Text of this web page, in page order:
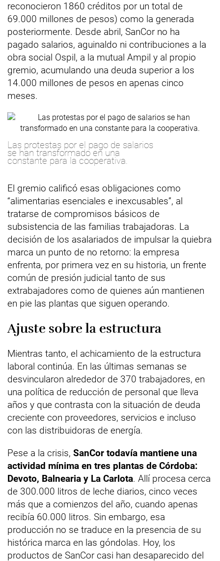
reconocieron 1860 créditos por un total de
69.000 millones de pesos) como la generada
posteriormente. Desde abril, SanCor no ha
pagado salarios, aguinaldo ni contribuciones a la
obra social Ospil, a la mutual Ampil y al propio
gremio, acumulando una deuda superior a los
14.000 millones de pesos en apenas cinco
meses.
Las protestas por el pago de salarios
se han transformado en una
constante para la cooperativa.
El gremio calificó esas obligaciones como
“alimentarias esenciales e inexcusables”, al
tratarse de compromisos básicos de
subsistencia de las familias trabajadoras. La
decisión de los asalariados de impulsar la quiebra
marca un punto de no retorno: la empresa
enfrenta, por primera vez en su historia, un frente
común de presión judicial tanto de sus
extrabajadores como de quienes aún mantienen
en pie las plantas que siguen operando.
Ajuste sobre la estructura
Mientras tanto, el achicamiento de la estructura
laboral continúa. En las últimas semanas se
desvincularon alrededor de 370 trabajadores, en
una política de reducción de personal que lleva
años y que contrasta con la situación de deuda
creciente con proveedores, servicios e incluso
con las distribuidoras de energía.
Pese a la crisis, SanCor todavía mantiene una
actividad mínima en tres plantas de Córdoba:
Devoto, Balnearia y La Carlota. Allí procesa cerca
de 300.000 litros de leche diarios, cinco veces
más que a comienzos del año, cuando apenas
recibía 60.000 litros. Sin embargo, esa
producción no se traduce en la presencia de su
histórica marca en las góndolas. Hoy, los
productos de SanCor casi han desaparecido del